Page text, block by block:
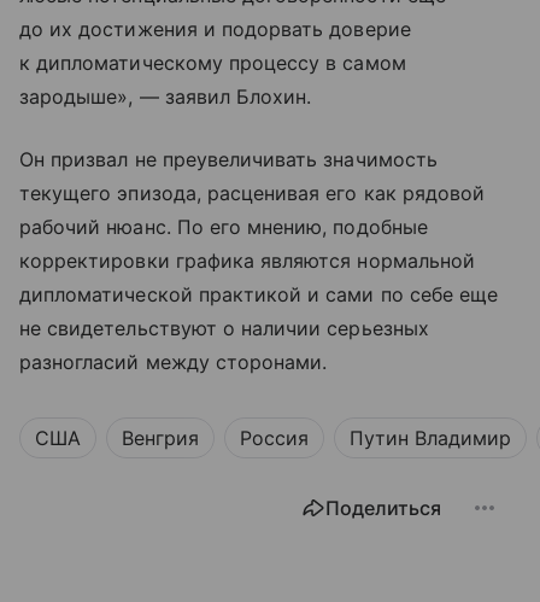
до их достижения и подорвать доверие
к дипломатическому процессу в самом
зародыше», — заявил Блохин.
Он призвал не преувеличивать значимость
текущего эпизода, расценивая его как рядовой
рабочий нюанс. По его мнению, подобные
корректировки графика являются нормальной
дипломатической практикой и сами по себе еще
не свидетельствуют о наличии серьезных
разногласий между сторонами.
США Венгрия Россия Путин Владимир
Поделиться